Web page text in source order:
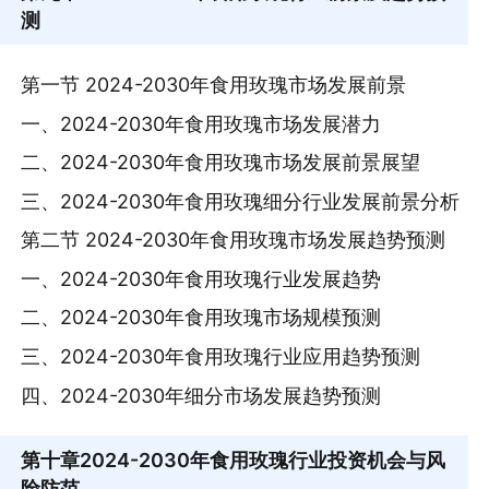
测
第一节 2024-2030年食用玫瑰市场发展前景
一、2024-2030年食用玫瑰市场发展潜力
二、2024-2030年食用玫瑰市场发展前景展望
三、2024-2030年食用玫瑰细分行业发展前景分析
第二节 2024-2030年食用玫瑰市场发展趋势预测
一、2024-2030年食用玫瑰行业发展趋势
二、2024-2030年食用玫瑰市场规模预测
三、2024-2030年食用玫瑰行业应用趋势预测
四、2024-2030年细分市场发展趋势预测
第十章2024-2030年食用玫瑰行业投资机会与风